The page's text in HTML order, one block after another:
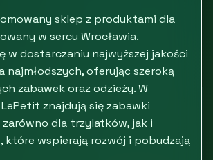
sklep z produktami dla
w sercu Wrocławia.
w dostarczaniu najwyższej jakości
najmłodszych, oferując szeroką
zabawek oraz odzieży. W
znajdują się zabawki
dla trzylatków, jak i
które wspierają rozwój i pobudzają